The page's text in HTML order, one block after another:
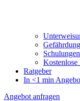
Kostenlose
Ratgeber
In <1 min
Angebot anfragen